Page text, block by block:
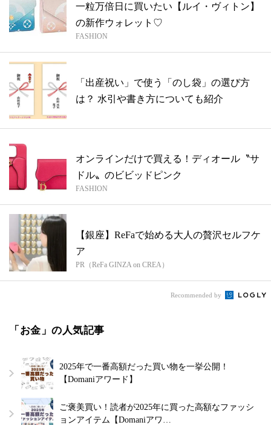
一粒万倍日に買いたい【ルイ・ヴィトン】
の新作ウォレット♡
FASHION
「出産祝い」で使う「のし袋」の選び方
は？ 水引や書き方についても紹介
オンラインだけで買える！ディオール〝サ
ドル〟のビビッドピンク
FASHION
【銀座】ReFaで始める大人の贅沢セルフケ
ア
PR（ReFa GINZA on CREA）
Recommended by
「お金」の人気記事
2025年で一番高額だった買い物を一挙公開！
【Domaniアワード】
ご褒美買い！読者が2025年に買った高額なファッシ
ョンアイテム【Domaniアワ…